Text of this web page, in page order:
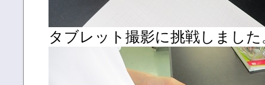
タブレット撮影に挑戦しました